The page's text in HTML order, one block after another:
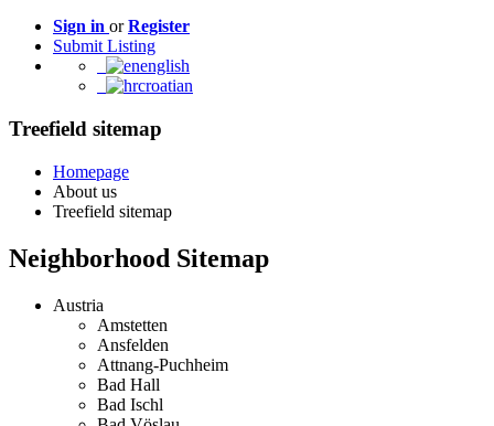
Sign in orRegister
Submit Listing
english
croatian
Treefield sitemap
Homepage
About us
Treefield sitemap
Neighborhood Sitemap
Austria
Amstetten
Ansfelden
Attnang-Puchheim
Bad Hall
Bad Ischl